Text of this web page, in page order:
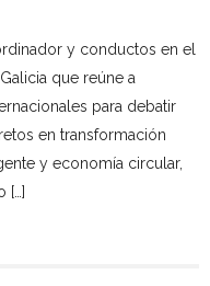
y conductos en el
que reúne a
para debatir
en transformación
y economía circular,
[…]